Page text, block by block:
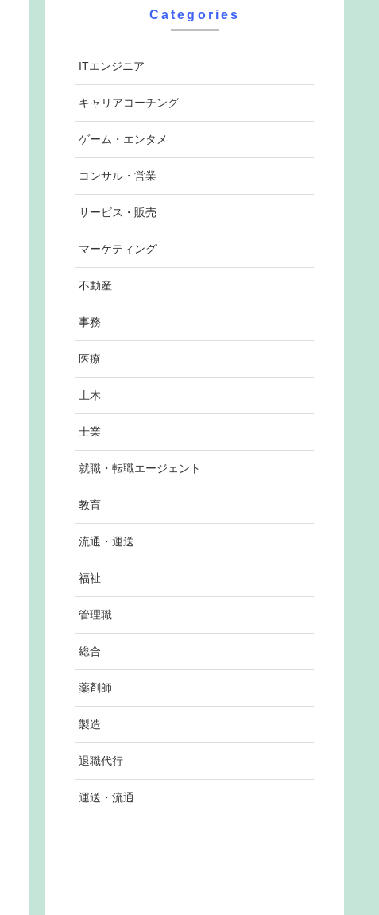
Categories
ITエンジニア
キャリアコーチング
ゲーム・エンタメ
コンサル・営業
サービス・販売
マーケティング
不動産
事務
医療
土木
士業
就職・転職エージェント
教育
流通・運送
福祉
管理職
総合
薬剤師
製造
退職代行
運送・流通